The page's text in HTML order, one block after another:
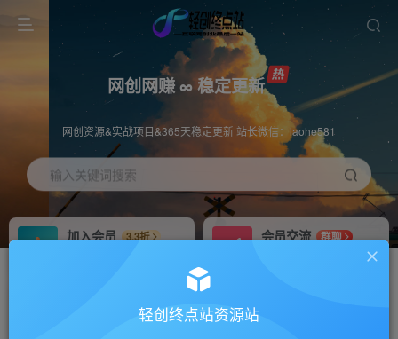
网创网赚 ∞ 稳定更新
网创资源&实战项目&365天稳定更新 站长微信：laohe581
输入关键词搜索
加入会员
3.3折
会员交流
群聊
推广返佣高达70%轻创终点站资源站